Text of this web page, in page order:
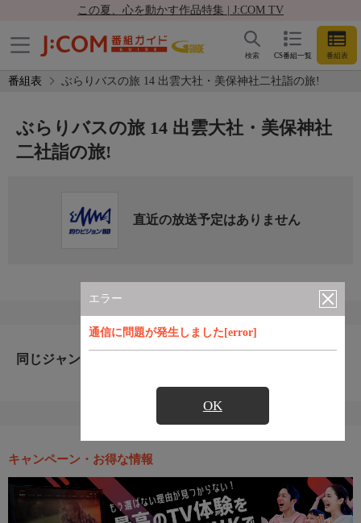
この夏、心を動かす作品特集 | J:COM TV
CS番組一覧 番組表
検索
番組表 ぶらりバスの旅 14 出雲大社・美保神社二社詣の旅!
エラー
通信に問題が発生しました[error]
OK
ぶらりバスの旅 14 出雲大社・美保神社
二社詣の旅!
直近の放送予定はありません
同じジャンルのおすすめ番組
キャンペーン・お得な情報